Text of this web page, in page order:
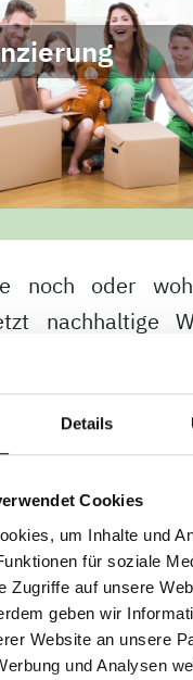
Details
Cookies
um Inhalte und
für soziale
Zugriffe auf unsere
geben wir
Website an unsere
und Analysen
noch oder
nachhaltige
schaffen.
sichern